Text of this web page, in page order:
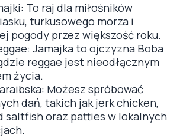
To raj dla miłośników
turkusowego morza i
pogody przez większość roku.
Jamajka to ojczyzna Boba
reggae jest nieodłącznym
życia.
Możesz spróbować
dań, takich jak jerk chicken,
saltfish oraz patties w lokalnych